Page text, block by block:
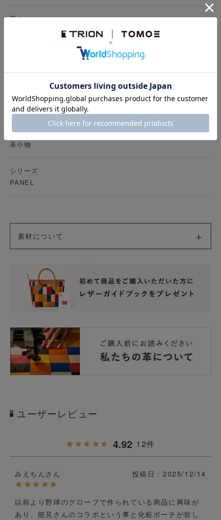
重さ
素材
牛革/グラブレザー
カテゴリ
革小物
シリーズ
PANEL
素材について
ユーザーレビュー
4.92 12
みえちん 投稿日 2025/12/14
以前より野球のグローブで作られている商品に興味が
あり、能見さんのコラボという事と化粧ポーチが欲し